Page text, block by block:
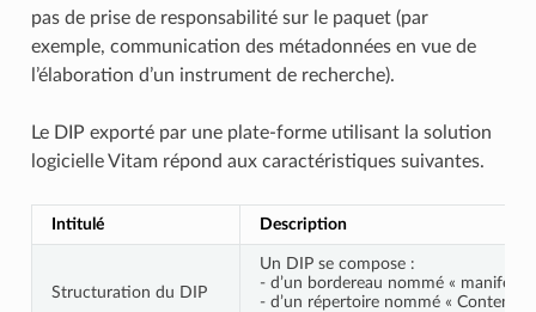
pas de prise de responsabilité sur le paquet (par
exemple, communication des métadonnées en vue de
l’élaboration d’un instrument de recherche).
Le DIP exporté par une plate-forme utilisant la solution
logicielle Vitam répond aux caractéristiques suivantes.
Intitulé Description
Structuration du DIP
Un DIP se compose :
- d’un bordereau nommé «
- d’un répertoire nommé « Content